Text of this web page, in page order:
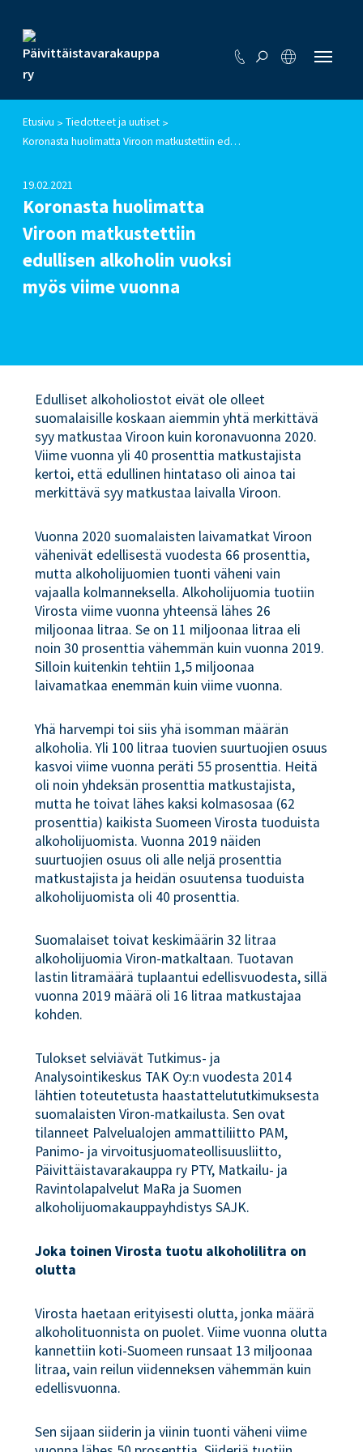
Etusivu > Tiedotteet ja uutiset >
Koronasta huolimatta Viroon matkustettiin edullisen alkoholin vuoksi myös viime vuonna
19.02.2021
Koronasta huolimatta
Viroon matkustettiin
edullisen alkoholin vuoksi
myös viime vuonna
Edulliset alkoholiostot eivät ole olleet
suomalaisille koskaan aiemmin yhtä merkittävä
syy matkustaa Viroon kuin koronavuonna 2020.
Viime vuonna yli 40 prosenttia matkustajista
kertoi, että edullinen hintataso oli ainoa tai
merkittävä syy matkustaa laivalla Viroon.
Vuonna 2020 suomalaisten laivamatkat Viroon
vähenivät edellisestä vuodesta 66 prosenttia,
mutta alkoholijuomien tuonti väheni vain
vajaalla kolmanneksella. Alkoholijuomia tuotiin
Virosta viime vuonna yhteensä lähes 26
miljoonaa litraa. Se on 11 miljoonaa litraa eli
noin 30 prosenttia vähemmän kuin vuonna 2019.
Silloin kuitenkin tehtiin 1,5 miljoonaa
laivamatkaa enemmän kuin viime vuonna.
Yhä harvempi toi siis yhä isomman määrän
alkoholia. Yli 100 litraa tuovien suurtuojien osuus
kasvoi viime vuonna peräti 55 prosenttia. Heitä
oli noin yhdeksän prosenttia matkustajista,
mutta he toivat lähes kaksi kolmasosaa (62
prosenttia) kaikista Suomeen Virosta tuoduista
alkoholijuomista. Vuonna 2019 näiden
suurtuojien osuus oli alle neljä prosenttia
matkustajista ja heidän osuutensa tuoduista
alkoholijuomista oli 40 prosenttia.
Suomalaiset toivat keskimäärin 32 litraa
alkoholijuomia Viron-matkaltaan. Tuotavan
lastin litramäärä tuplaantui edellisvuodesta, sillä
vuonna 2019 määrä oli 16 litraa matkustajaa
kohden.
Tulokset selviävät Tutkimus- ja
Analysointikeskus TAK Oy:n vuodesta 2014
lähtien toteutetusta haastattelututkimuksesta
suomalaisten Viron-matkailusta. Sen ovat
tilanneet Palvelualojen ammattiliitto PAM,
Panimo- ja virvoitusjuomateollisuusliitto,
Päivittäistavarakauppa ry PTY, Matkailu- ja
Ravintolapalvelut MaRa ja Suomen
alkoholijuomakauppayhdistys SAJK.
Joka toinen Virosta tuotu alkoholilitra on
olutta
Virosta haetaan erityisesti olutta, jonka määrä
alkoholituonnista on puolet. Viime vuonna olutta
kannettiin koti-Suomeen runsaat 13 miljoonaa
litraa, vain reilun viidenneksen vähemmän kuin
edellisvuonna.
Sen sijaan siiderin ja viinin tuonti väheni viime